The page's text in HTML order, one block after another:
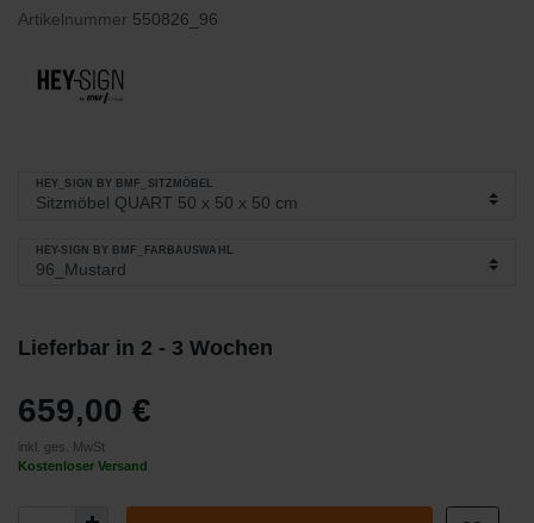
Artikelnummer 550826_96
HEY_SIGN BY BMF_SITZMÖBEL
HEY-SIGN BY BMF_FARBAUSWAHL
Lieferbar in 2 - 3 Wochen
659,00 €
inkl. ges. MwSt
Kostenloser Versand